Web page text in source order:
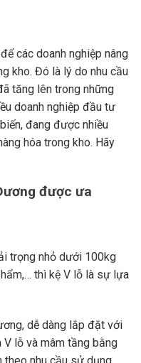
các doanh nghiệp nâng
kho. Đó là lý do nhu cầu
tăng lên trong những
doanh nghiệp đầu tư
đang được nhiều
hóa trong kho. Hãy
được ưa
trọng nhỏ dưới 100kg
thì kệ V lỗ là sự lựa
dễ dàng lắp đặt với
lỗ và mâm tầng bằng